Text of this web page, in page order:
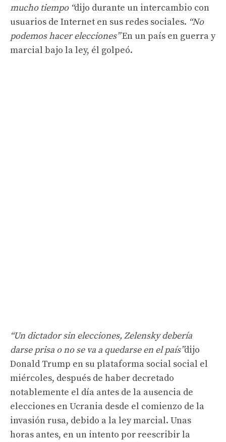
mucho tiempo “dijo durante un intercambio con
usuarios de Internet en sus redes sociales. “No
podemos hacer elecciones”En un país en guerra y
marcial bajo la ley, él golpeó.
“Un dictador sin elecciones, Zelensky debería
darse prisa o no se va a quedarse en el país”dijo
Donald Trump en su plataforma social social el
miércoles, después de haber decretado
notablemente el día antes de la ausencia de
elecciones en Ucrania desde el comienzo de la
invasión rusa, debido a la ley marcial. Unas
horas antes, en un intento por reescribir la